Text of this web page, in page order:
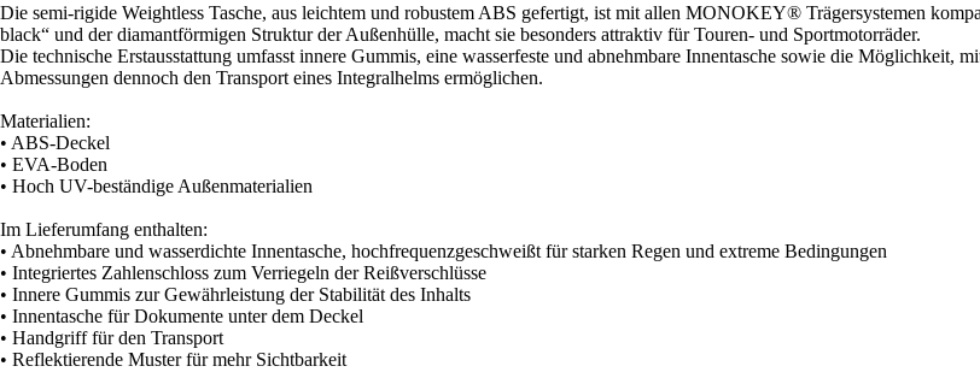
Die semi-rigide Weightless Tasche, aus leichtem und robustem ABS gefertigt, ist mit allen MONOKEY® Trägersystemen
black“ und der diamantförmigen Struktur der Außenhülle, macht sie besonders attraktiv für Touren- und Sportmotorräder.
Die technische Erstausstattung umfasst innere Gummis, eine wasserfeste und abnehmbare Innentasche sowie die Möglichkeit,
Abmessungen dennoch den Transport eines Integralhelms ermöglichen.
Materialien:
• ABS-Deckel
• EVA-Boden
• Hoch UV-beständige Außenmaterialien
Im Lieferumfang enthalten:
• Abnehmbare und wasserdichte Innentasche, hochfrequenzgeschweißt für starken Regen und extreme Bedingungen
• Integriertes Zahlenschloss zum Verriegeln der Reißverschlüsse
• Innere Gummis zur Gewährleistung der Stabilität des Inhalts
• Innentasche für Dokumente unter dem Deckel
• Handgriff für den Transport
• Reflektierende Muster für mehr Sichtbarkeit